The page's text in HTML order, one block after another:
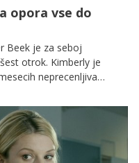
opora vse do
Beek je za seboj
otrok. Kimberly je
neprecenljiva